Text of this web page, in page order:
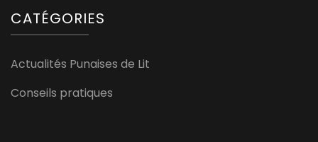
CATÉGORIES
Actualités Punaises de Lit
Conseils pratiques